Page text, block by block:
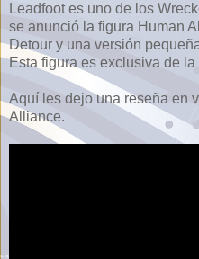
Leadfoot es uno de los
se anunció la figura Human
Detour y una versión
Esta figura es exclusiva de la
Aquí les dejo una reseña en
Alliance.